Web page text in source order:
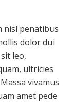
nisl penatibus
dolor dui
leo,
ultricies
vivamus
amet pede